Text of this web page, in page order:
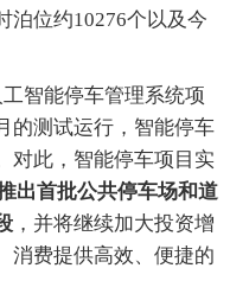
泊位约10276个以及今
智能停车管理系统项
的测试运行，智能停车
对此，智能停车项目实
出首批公共停车场和道
，并将继续加大投资增
消费提供高效、便捷的